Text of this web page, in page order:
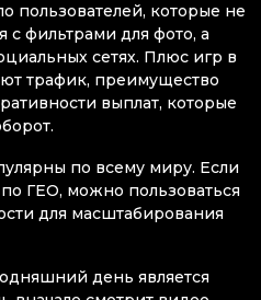
пользователей, которые не
с фильтрами для фото, а
сетях. Плюс игр в
трафик, преимущество
выплат, которые
по всему миру. Если
ГЕО, можно пользоваться
для масштабирования
день является